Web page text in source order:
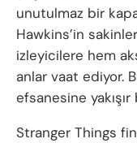
unutulmaz bir
Hawkins’in
izleyicilere hem
anlar vaat ediyor.
efsanesine
Stranger Things